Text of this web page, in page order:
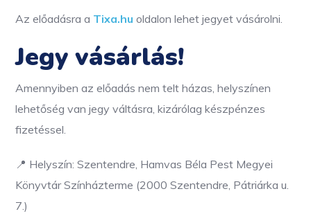
Az előadásra a Tixa.hu oldalon lehet jegyet vásárolni.
Jegy vásárlás!
Amennyiben az előadás nem telt házas, helyszínen
lehetőség van jegy váltásra, kizárólag készpénzes
fizetéssel.
📍 Helyszín: Szentendre, Hamvas Béla Pest Megyei
Könyvtár Színházterme (2000 Szentendre, Pátriárka u.
7.)